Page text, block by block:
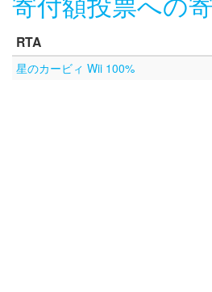
RTA
星のカービィ Wii 100%